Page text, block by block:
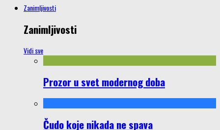
Zanimljivosti
Zanimljivosti
Vidi sve
Prozor u svet modernog doba
Čudo koje nikada ne spava